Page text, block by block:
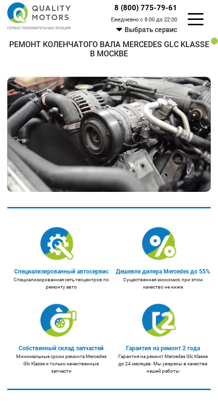
8 (800) 775-79-61
Ежедневно с 8:00 до 22:00
Выбрать сервис
РЕМОНТ КОЛЕНЧАТОГО ВАЛА MERCEDES GLC KLASSE
В МОСКВЕ
Специализированный автосервис
Специализированная сеть техцентров по
ремонту авто
Дешевле дилера Mercedes до 55%
Существенная экономия, при этом
качество не ниже
Собственный склад запчастей
Минимальные сроки ремонта Mercedes
Glc Klasse и только качественные
запчасти
Гарантия на ремонт 2 года
Гарантия на ремонт Mercedes Glc Klasse
до 24 месяцев. Мы уверены в качестве
нашей работы